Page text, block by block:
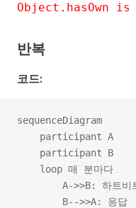
Object.hasOwn
반복
코드:
sequenceDiagram
    participant A
    participant B
    loop 매 분마다
A->>B: 하트비
        B-->>A: 응답